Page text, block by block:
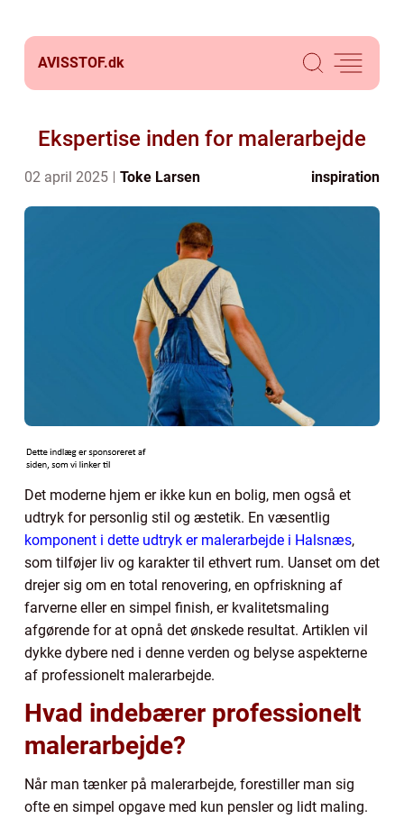
AVISSTOF.dk
Ekspertise inden for malerarbejde
02 april 2025 Toke Larsen inspiration
Det moderne hjem er ikke kun en bolig, men også et
udtryk for personlig stil og æstetik. En væsentlig
komponent i dette udtryk er malerarbejde i Halsnæs,
som tilføjer liv og karakter til ethvert rum. Uanset om det
drejer sig om en total renovering, en opfriskning af
farverne eller en simpel finish, er kvalitetsmaling
afgørende for at opnå det ønskede resultat. Artiklen vil
dykke dybere ned i denne verden og belyse aspekterne
af professionelt malerarbejde.
Hvad indebærer professionelt
malerarbejde?
Når man tænker på malerarbejde, forestiller man sig
ofte en simpel opgave med kun pensler og lidt maling.